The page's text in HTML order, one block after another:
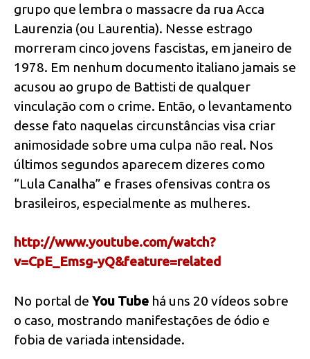
grupo que lembra o massacre da rua Acca
Laurenzia (ou Laurentia). Nesse estrago
morreram cinco jovens fascistas, em janeiro de
1978. Em nenhum documento italiano jamais se
acusou ao grupo de Battisti de qualquer
vinculação com o crime. Então, o levantamento
desse fato naquelas circunstâncias visa criar
animosidade sobre uma culpa não real. Nos
últimos segundos aparecem dizeres como
“Lula Canalha” e frases ofensivas contra os
brasileiros, especialmente as mulheres.
http://www.youtube.com/watch?
v=CpE_Emsg-yQ&feature=related
No portal de You Tube há uns 20 vídeos sobre
o caso, mostrando manifestações de ódio e
fobia de variada intensidade.